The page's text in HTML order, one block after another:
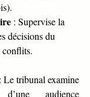
: Supervise la
décisions du
conflits.
: Le tribunal examine
audience